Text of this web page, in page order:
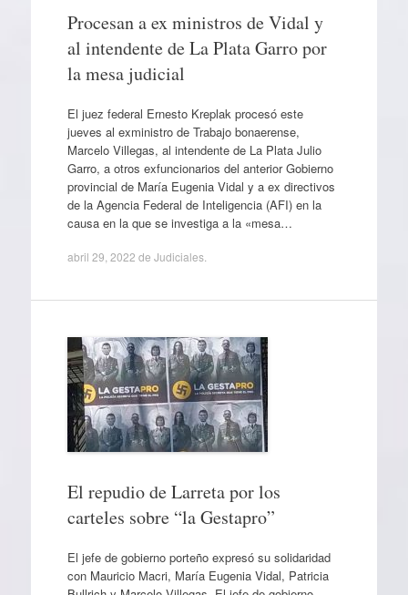
Procesan a ex ministros de Vidal y
al intendente de La Plata Garro por
la mesa judicial
El juez federal Ernesto Kreplak procesó este
jueves al exministro de Trabajo bonaerense,
Marcelo Villegas, al intendente de La Plata Julio
Garro, a otros exfuncionarios del anterior Gobierno
provincial de María Eugenia Vidal y a ex directivos
de la Agencia Federal de Inteligencia (AFI) en la
causa en la que se investiga a la «mesa…
abril 29, 2022 de Judiciales.
El repudio de Larreta por los
carteles sobre “la Gestapro”
El jefe de gobierno porteño expresó su solidaridad
con Mauricio Macri, María Eugenia Vidal, Patricia